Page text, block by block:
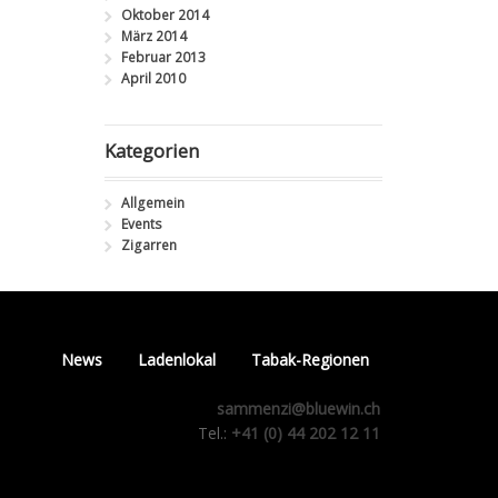
Oktober 2014
März 2014
Februar 2013
April 2010
Kategorien
Allgemein
Events
Zigarren
News Ladenlokal Tabak-Regionen
sammenzi@bluewin.ch
Tel.: +41 (0) 44 202 12 11